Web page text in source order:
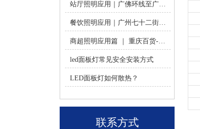
站厅照明应用｜广佛环线至广州南站 -佛山火树银花照明
餐饮照明应用｜广州七十二街道餐饮连锁-佛山火树银花照明
商超照明应用篇 ｜ 重庆百货-佛山火树银花照明合作历程
led面板灯常见安全安装方式
LED面板灯如何散热？
联系方式